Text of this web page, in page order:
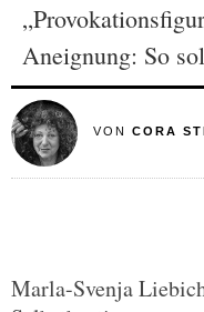
Aneignung: So
VON CORA
Marla-Svenja